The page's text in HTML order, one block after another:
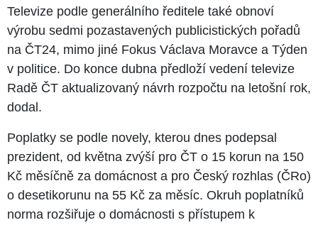
Televize podle generálního ředitele také obnoví
výrobu sedmi pozastavených publicistických pořadů
na ČT24, mimo jiné Fokus Václava Moravce a Týden
v politice. Do konce dubna předloží vedení televize
Radě ČT aktualizovaný návrh rozpočtu na letošní rok,
dodal.
Poplatky se podle novely, kterou dnes podepsal
prezident, od května zvýší pro ČT o 15 korun na 150
Kč měsíčně za domácnost a pro Český rozhlas (ČRo)
o desetikorunu na 55 Kč za měsíc. Okruh poplatníků
norma rozšiřuje o domácnosti s přístupem k